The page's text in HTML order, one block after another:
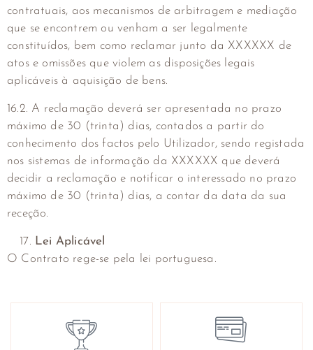
contratuais, aos mecanismos de arbitragem e mediação
que se encontrem ou venham a ser legalmente
constituídos, bem como reclamar junto da XXXXXX de
atos e omissões que violem as disposições legais
aplicáveis à aquisição de bens.
16.2. A reclamação deverá ser apresentada no prazo
máximo de 30 (trinta) dias, contados a partir do
conhecimento dos factos pelo Utilizador, sendo registada
nos sistemas de informação da XXXXXX que deverá
decidir a reclamação e notificar o interessado no prazo
máximo de 30 (trinta) dias, a contar da data da sua
receção.
Lei Aplicável
O Contrato rege-se pela lei portuguesa.